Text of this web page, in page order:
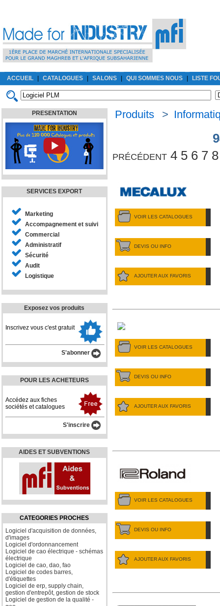
ACCUEIL CATALOGUES SALONS QUI SOMMES NOUS LISTE
PRESENTATION
SERVICES EXPORT
Marketing
Accompagnement et suivi
Commercial
Administratif
Sécurité
Audit
Logistique
Exposez vos produits
Inscrivez vous c'est gratuit
S'abonner
POUR LES ACHETEURS
Accédez aux fiches
sociétés et catalogues
S'inscrire
AIDES ET SUBVENTIONS
CATEGORIES PROCHES
Logiciel d'acquisition de données,
d'images
Logiciel d'ordonnancement
Logiciel de cao électrique - schémas
électrique
Logiciel de cao, dao, fao
Logiciel de codes barres,
d'étiquettes
Logiciel de erp, supply chain,
gestion d'entrepôt, gestion de stock
Logiciel de gestion de la qualité -
Produits >
précédent 4 5 6 7 8
VOIR LES CATALOGUES
DEVIS OU INFO
AJOUTER AUX FAVORIS
VOIR LES CATALOGUES
DEVIS OU INFO
AJOUTER AUX FAVORIS
VOIR LES CATALOGUES
DEVIS OU INFO
AJOUTER AUX FAVORIS